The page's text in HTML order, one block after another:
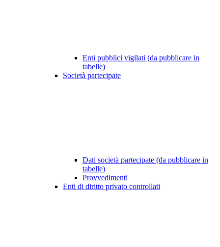
Enti pubblici vigilati (da pubblicare in
tabelle)
Società partecipate
Dati società partecipate (da pubblicare in
tabelle)
Provvedimenti
Enti di diritto privato controllati